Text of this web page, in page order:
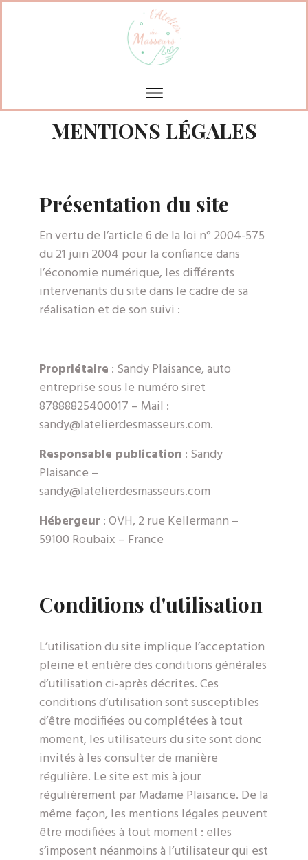
MENTIONS LÉGALES
Présentation du site
En vertu de l’article 6 de la loi n° 2004-575
du 21 juin 2004 pour la confiance dans
l’économie numérique, les différents
intervenants du site dans le cadre de sa
réalisation et de son suivi :
Propriétaire : Sandy Plaisance, auto
entreprise sous le numéro siret
87888825400017 – Mail :
sandy@latelierdesmasseurs.com.
Responsable publication : Sandy
Plaisance –
sandy@latelierdesmasseurs.com
Hébergeur: OVH, 2 rue Kellermann –
59100 Roubaix – France
Conditions d'utilisation
L’utilisation du site implique l’acceptation
pleine et entière des conditions générales
d’utilisation ci-après décrites. Ces
conditions d’utilisation sont susceptibles
d’être modifiées ou complétées à tout
moment, les utilisateurs du site sont donc
invités à les consulter de manière
régulière. Le site est mis à jour
régulièrement par Madame Plaisance. De la
même façon, les mentions légales peuvent
être modifiées à tout moment : elles
s’imposent néanmoins à l’utilisateur qui est